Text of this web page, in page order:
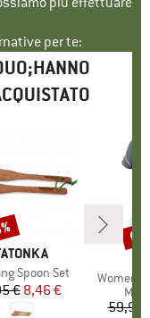
per te:
Spoon Set
Prezzo
€ Prezzo ridotto
8,46 €
Articolo
Women's
59,95